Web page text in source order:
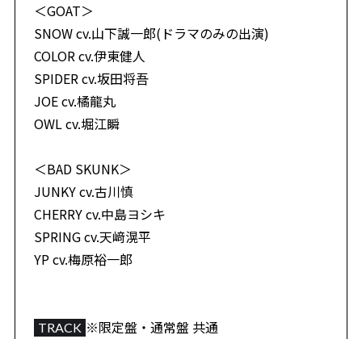
＜GOAT＞
SNOW cv.山下誠一郎(ドラマのみの出演)
COLOR cv.伊東健人
SPIDER cv.坂田将吾
JOE cv.橘龍丸
OWL cv.堀江瞬
＜BAD SKUNK＞
JUNKY cv.古川慎
CHERRY cv.中島ヨシキ
SPRING cv.天﨑滉平
YP cv.梅原裕一郎
TRACK ※限定盤・通常盤 共通